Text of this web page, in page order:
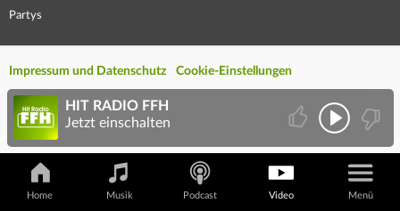
Partys
Impressum und Datenschutz Cookie-Einstellungen
Home Musik Podcast Video Menü
HIT RADIO FFH
Jetzt einschalten